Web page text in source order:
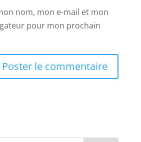
nom, mon e-mail et mon
pour mon prochain